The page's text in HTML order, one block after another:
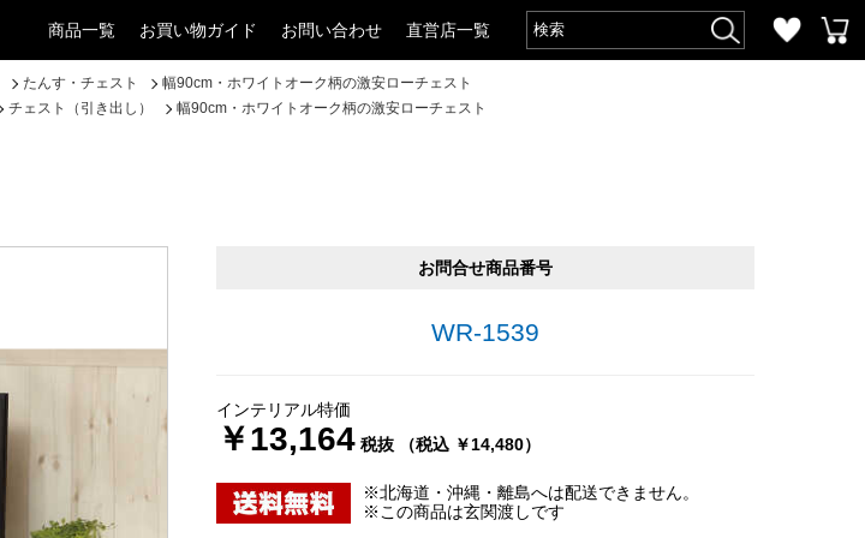
商品一覧 お買い物ガイド お問い合わせ 直営店一覧
たんす・チェスト
幅90cm・ホワイトオーク柄の激安ローチェスト
チェスト（引き出し） 幅90cm・ホワイトオーク柄の激安ローチェスト
お問合せ商品番号
WR-1539
インテリアル特価
￥13,164 税抜 （税込 ￥14,480）
※北海道・沖縄・離島へは配送できません。
※この商品は玄関渡しです